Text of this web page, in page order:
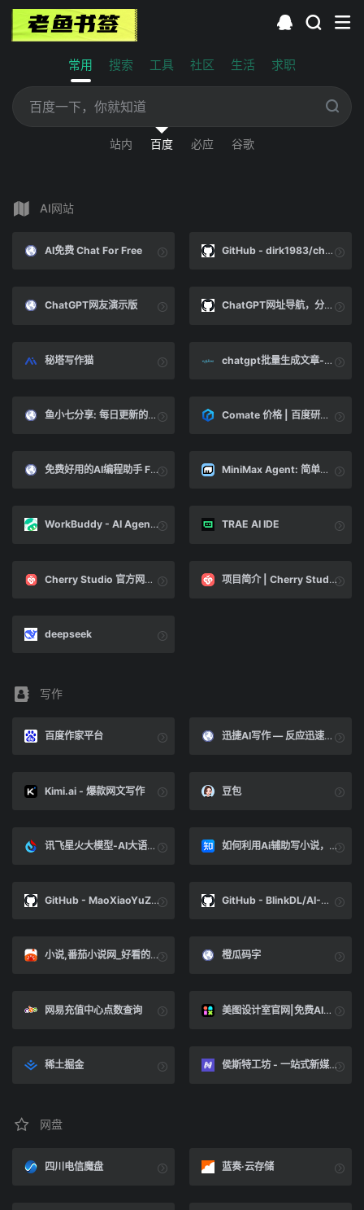
常用 搜索 工具 社区 生活 求职
站内 百度 必应 谷歌
AI网站
AI免费 Chat For Free GitHub - dirk1983/chatgpt: 全网最易部署，响应速度最快的ChatGPT环境。PHP版调用OpenAI接口进行问答，采用Stream流模式通信，一边生成一边输出。前端采用EventSource，支持Markdown格式解析，支持公式显示，代码有着色处理。页面UI简洁，支持上下文连续会话。源码只有几个文件，没用任何框架，支持所有PHP版本，全部开源，极易二开。保姆级教程，全部周边资源，欢迎进群交流，一切全免费。
ChatGPT网友演示版 ChatGPT网址导航，分享免费好用AI网站！
秘塔写作猫 chatgpt批量生成文章-魏东原创-魏东SEO
鱼小七分享: 每日更新的免费ChatGPT账号,免费OpenAIkey Comate 价格 | 百度研发编码助手 | 免费
免费好用的AI编程助手 Fitten Code - 支持VS Code、PyCharm、Intellj、Visual Studio MiniMax Agent: 简单指令, 无限可能
WorkBuddy - AI Agent 办公新范式 TRAE AI IDE
Cherry Studio 官方网站 - 全能 AI 工作站 项目简介 | Cherry Studio
deepseek
写作
百度作家平台 迅捷AI写作 — 反应迅速、多场景使用的AI撰写神器
Kimi.ai - 爆款网文写作 豆包
讯飞星火大模型-AI大语言模型-星火大模型-科大讯飞 如何利用Ai辅助写小说，保持文笔统一，并激发灵感
GitHub - MaoXiaoYuZ/Long-Novel-GPT: 该项目包括一个基于 GPT 等大语言模型的长篇小说生成器，同时还有各类小说生成 Prompt 以及教程。我们欢迎社区贡献，持续更新以提供最佳的小说创作体验。 GitHub - BlinkDL/AI-Writer: AI 写小说，生成玄幻和言情网文等等。中文预训练生成模型。采用我的 RWKV 模型，类似 GPT-2 。AI写作。RWKV for Chinese novel generation.
小说,番茄小说网_好看的小说尽在番茄小说官网 橙瓜码字
网易充值中心点数查询 美图设计室官网|免费AI商品图生成器_智能抠图换背景_海报模板在线下载
稀土掘金 侯斯特工坊 - 一站式新媒体运营工具库
网盘
四川电信魔盘 蓝奏·云存储